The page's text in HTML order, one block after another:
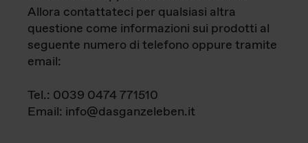
Allora contattateci per qualsiasi altra
questione come informazioni sui prodotti al
seguente numero di telefono oppure tramite
email:
Tel.: 0039 0474 771510
Email: info@dasganzeleben.it